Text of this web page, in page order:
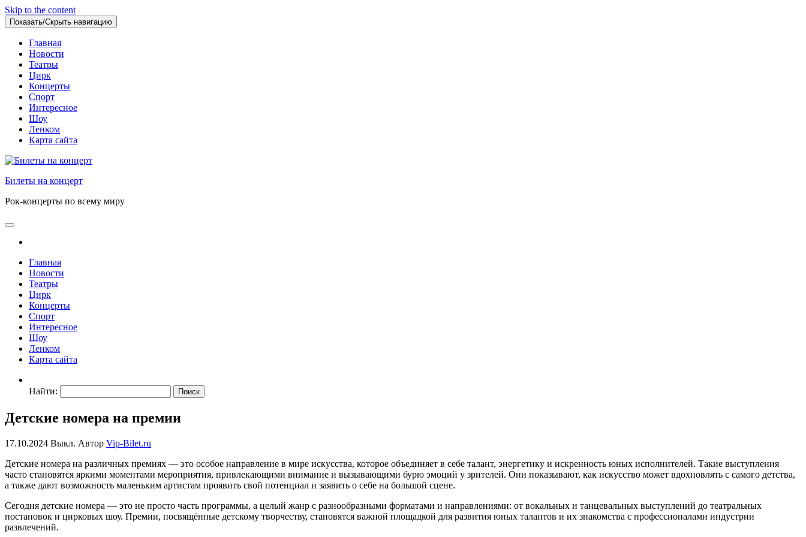
Skip to the content
Показать/Скрыть навигацию
Главная
Новости
Театры
Цирк
Концерты
Спорт
Интересное
Шоу
Ленком
Карта сайта
Билеты на концерт
Рок-концерты по всему миру
Главная
Новости
Театры
Цирк
Концерты
Спорт
Интересное
Шоу
Ленком
Карта сайта
Найти:
Детские номера на премии
17.10.2024 Выкл. Автор Vip-Bilet.ru
Детские номера на различных премиях — это особое направление в мире искусства, которое объединяет в себе талант, энергетику и искренность юных исполнителей. Такие выступления
часто становятся яркими моментами мероприятия, привлекающими внимание и вызывающими бурю эмоций у зрителей. Они показывают, как искусство может вдохновлять с самого детства,
а также дают возможность маленьким артистам проявить свой потенциал и заявить о себе на большой сцене.
Сегодня детские номера — это не просто часть программы, а целый жанр с разнообразными форматами и направлениями: от вокальных и танцевальных выступлений до театральных
постановок и цирковых шоу. Премии, посвящённые детскому творчеству, становятся важной площадкой для развития юных талантов и их знакомства с профессионалами индустрии
развлечений.